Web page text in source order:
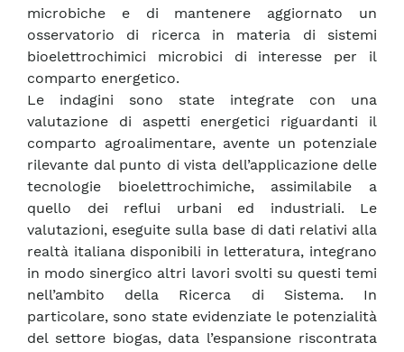
microbiche e di mantenere aggiornato un
osservatorio di ricerca in materia di sistemi
bioelettrochimici microbici di interesse per il
comparto energetico.
Le indagini sono state integrate con una
valutazione di aspetti energetici riguardanti il
comparto agroalimentare, avente un potenziale
rilevante dal punto di vista dell’applicazione delle
tecnologie bioelettrochimiche, assimilabile a
quello dei reflui urbani ed industriali. Le
valutazioni, eseguite sulla base di dati relativi alla
realtà italiana disponibili in letteratura, integrano
in modo sinergico altri lavori svolti su questi temi
nell’ambito della Ricerca di Sistema. In
particolare, sono state evidenziate le potenzialità
del settore biogas, data l’espansione riscontrata